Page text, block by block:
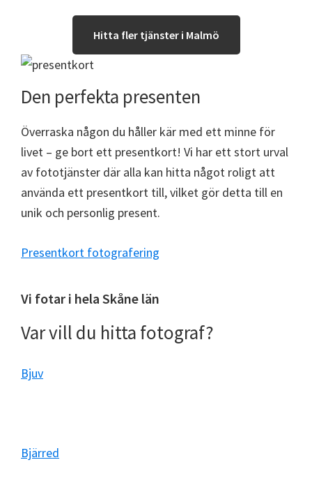
Hitta fler tjänster i Malmö
Den perfekta presenten
Överraska någon du håller kär med ett minne för
livet – ge bort ett presentkort! Vi har ett stort urval
av fototjänster där alla kan hitta något roligt att
använda ett presentkort till, vilket gör detta till en
unik och personlig present.
Presentkort fotografering
Vi fotar i hela Skåne län
Var vill du hitta fotograf?
Bjuv
Bjärred